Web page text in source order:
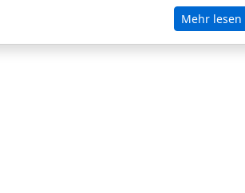
Arbeitsressourcen verwaltet, oder einfach
Mehr lesen